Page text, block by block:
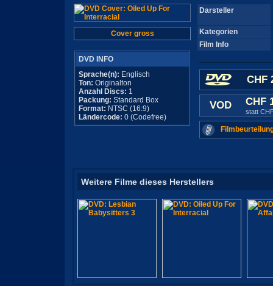
Cover gross
DVD INFO
Sprache(n): Englisch
Ton: Originalton
Anzahl Discs: 1
Packung: Standard Box
Format: NTSC (16:9)
Ländercode: 0 (Codefree)
Darsteller
Kategorien
Film Info
CHF
VOD CHF
statt
Weitere Filme dieses Herstellers